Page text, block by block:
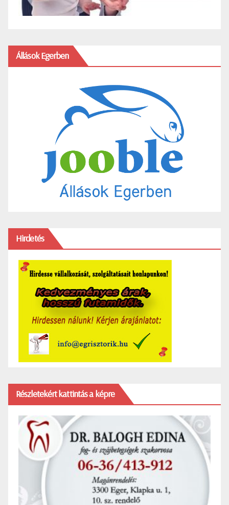
Állások Egerben
Hirdetés
Részletekért kattintás a képre